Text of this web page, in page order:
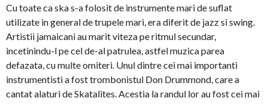
Cu toate ca ska s-a folosit de instrumente mari de suflat
utilizate in general de trupele mari, era diferit de jazz si swing.
Artistii jamaicani au marit viteza pe ritmul secundar,
incetinindu-l pe cel de-al patrulea, astfel muzica parea
defazata, cu multe omiteri. Unul dintre cei mai importanti
instrumentisti a fost trombonistul Don Drummond, care a
cantat alaturi de Skatalites. Acestia la randul lor au fost cei mai